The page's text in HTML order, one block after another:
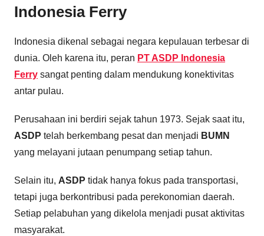
Indonesia Ferry
Indonesia dikenal sebagai negara kepulauan terbesar di
dunia. Oleh karena itu, peran PT ASDP Indonesia
Ferry sangat penting dalam mendukung konektivitas
antar pulau.
Perusahaan ini berdiri sejak tahun 1973. Sejak saat itu,
ASDP telah berkembang pesat dan menjadi BUMN
yang melayani jutaan penumpang setiap tahun.
Selain itu, ASDP tidak hanya fokus pada transportasi,
tetapi juga berkontribusi pada perekonomian daerah.
Setiap pelabuhan yang dikelola menjadi pusat aktivitas
masyarakat.